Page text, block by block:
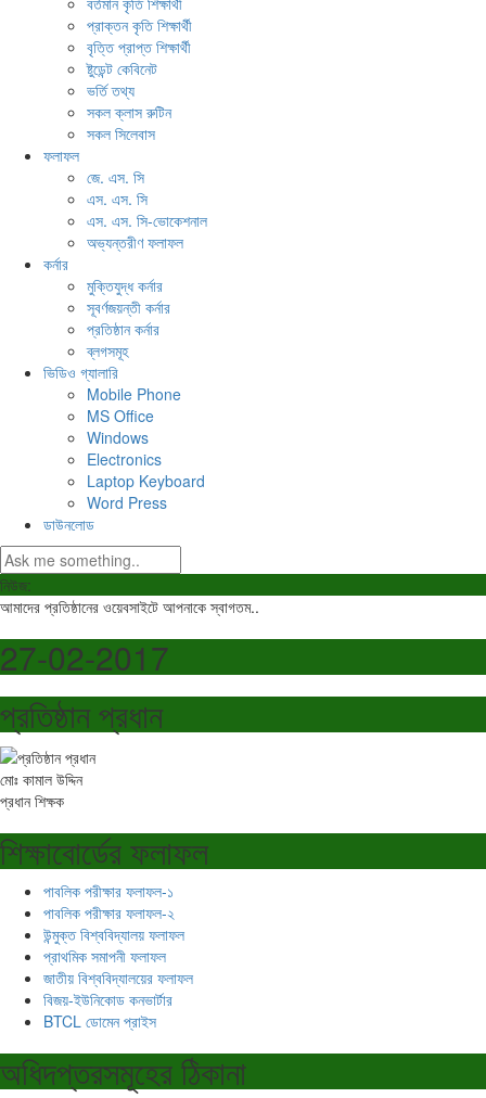
প্রাক্তন কৃতি শিক্ষার্থী
বৃত্তি প্রাপ্ত শিক্ষার্থী
ষ্টুডেন্ট কেবিনেট
ভর্তি তথ্য
সকল ক্লাস রুটিন
সকল সিলেবাস
ফলাফল
জে. এস. সি
এস. এস. সি
এস. এস. সি-ভোকেশনাল
অভ্যন্তরীণ ফলাফল
কর্নার
মুক্তিযুদ্ধ কর্নার
সূবর্ণজয়ন্তী কর্নার
প্রতিষ্ঠান কর্নার
ব্লগসমূহ
ভিডিও গ্যালারি
Mobile Phone
MS Office
Windows
Electronics
Laptop Keyboard
Word Press
ডাউনলোড
নিউজ:
আমাদের প্রতিষ্ঠানের ওয়েবসাইটে আপনাকে স্বাগতম..
27-02-2017
প্রতিষ্ঠান প্রধান
মোঃ কামাল উদ্দিন
প্রধান শিক্ষক
শিক্ষাবোর্ডের ফলাফল
পাবলিক পরীক্ষার ফলাফল-১
পাবলিক পরীক্ষার ফলাফল-২
উন্মুক্ত বিশ্ববিদ্যালয় ফলাফল
প্রাথমিক সমাপনী ফলাফল
জাতীয় বিশ্ববিদ্যালয়ের ফলাফল
বিজয়-ইউনিকোড কনভার্টার
BTCL ডোমেন প্রাইস
অধিদপ্তরসমূহের ঠিকানা